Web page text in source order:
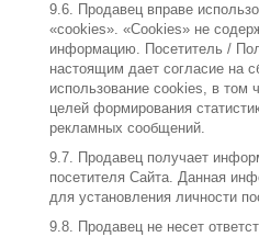
9.6. Продавец вправе
«cookies». «Cookies» не
информацию. Посетитель /
настоящим дает согласие на
использование cookies, в том
целей формирования
рекламных сообщений.
9.7. Продавец получает
посетителя Сайта. Данная
для установления личности
9.8. Продавец не несет